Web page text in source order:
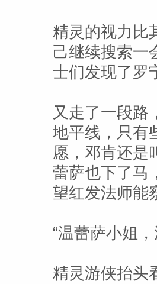
精灵的视力比
己继续搜索一
士们发现了罗
又走了一段路
地平线，只有
愿，邓肯还是
蕾萨也下了马
望红发法师能
“温蕾萨小姐
精灵游侠抬头